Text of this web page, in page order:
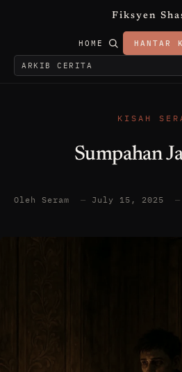
Fiksyen
HOME HANTAR
KISAH
Sumpahan
Oleh Seram — July 15, 2025 —